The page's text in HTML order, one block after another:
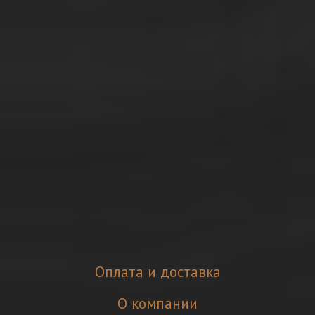
Оплата и доставка
О компании